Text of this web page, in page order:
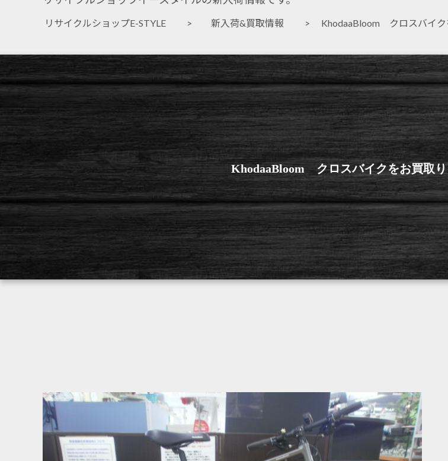
リサイクルショップE-STYLE > 新入荷&買取情報 > KhodaaBloom クロスバイク
KhodaaBloom クロスバイクをお買取り